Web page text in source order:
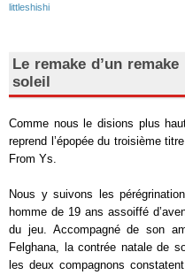
littleshishi
Le remake d’un
soleil
Comme nous le disions plus
reprend l’épopée du troisième
From Ys.
Nous y suivons les
homme de 19 ans assoiffé
du jeu. Accompagné de son
Felghana, la contrée natale de
les deux compagnons